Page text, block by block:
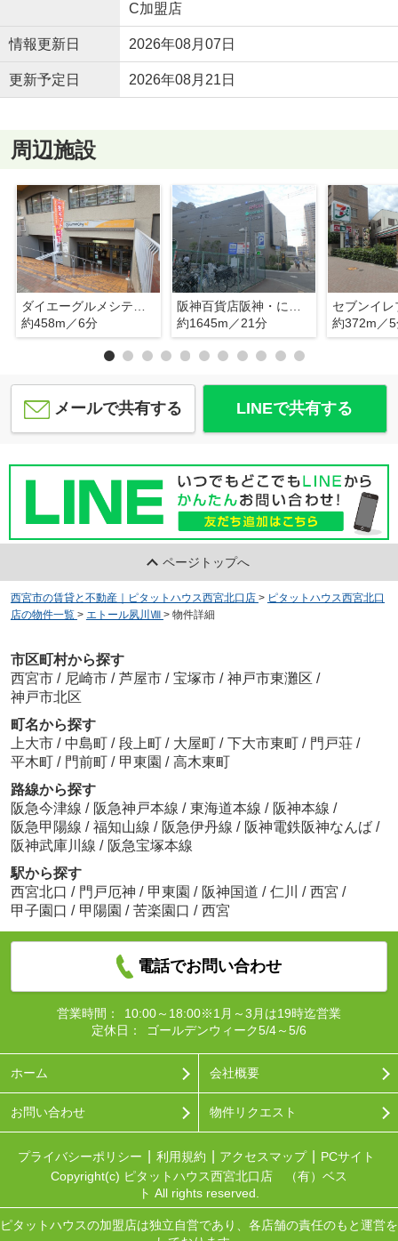
C加盟店
情報更新日 2026年08月07日
更新予定日 2026年08月21日
周辺施設
約458m／6分
約1645m／21分
約372m／
メールで共有する LINEで共有する
ページトップへ
西宮市の賃貸と不動産｜ピタットハウス西宮北口店 > ピタットハウス西宮北口
店の物件一覧 > エトール夙川Ⅷ > 物件詳細
市区町村から探す
西宮市 / 尼崎市 / 芦屋市 / 宝塚市 / 神戸市東灘区 /
神戸市北区
町名から探す
上大市 / 中島町 / 段上町 / 大屋町 / 下大市東町 / 門戸荘 /
平木町 / 門前町 / 甲東園 / 高木東町
路線から探す
阪急今津線 / 阪急神戸本線 / 東海道本線 / 阪神本線 /
阪急甲陽線 / 福知山線 / 阪急伊丹線 / 阪神電鉄阪神なんば /
阪神武庫川線 / 阪急宝塚本線
駅から探す
西宮北口 / 門戸厄神 / 甲東園 / 阪神国道 / 仁川 / 西宮 /
甲子園口 / 甲陽園 / 苦楽園口 / 西宮
電話でお問い合わせ
営業時間：
10:00～18:00※1月～3月は19時迄営業
定休日：
ゴールデンウィーク5/4～5/6
ホーム 会社概要
お問い合わせ 物件リクエスト
プライバシーポリシー 利用規約 アクセスマップ
PCサイト
Copyright(c) ピタットハウス西宮北口店 （有）ベス
ト All rights reserved.
ピタットハウスの加盟店は独立自営であり、各店舗の責任のもと運営を